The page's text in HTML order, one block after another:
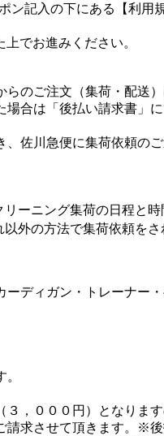
ン記入の下にある【利
でお進みください。
のご注文（集荷・配送
合は「後払い請求書
佐川急便に集荷依頼のご
ーニング集荷の日程と
外の方法で集荷依頼をさ
ディガン・トレーナ
，０００円）となります
求させて頂きます。※